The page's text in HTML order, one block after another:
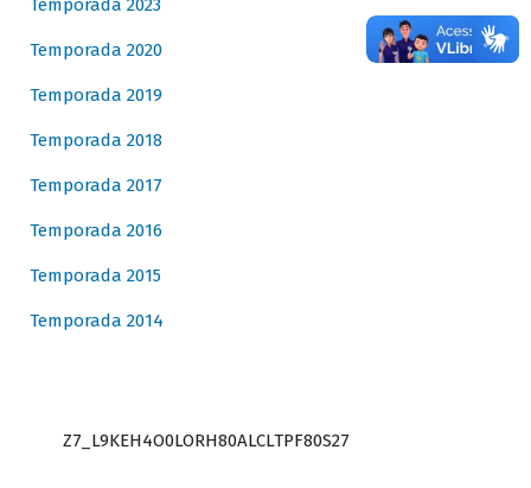
Temporada 2023
Temporada 2020
Temporada 2019
Temporada 2018
Temporada 2017
Temporada 2016
Temporada 2015
Temporada 2014
Z7_L9KEH4O0LORH80ALCLTPF80S27